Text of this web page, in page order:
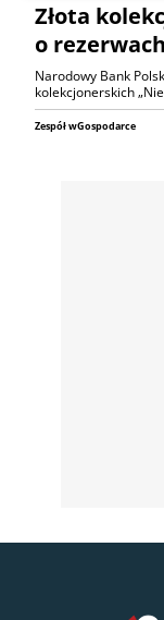
Złota
o
Narodowy Bank
kolekcjonerskich
Zespół wGospodarce